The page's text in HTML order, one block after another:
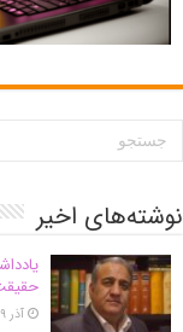
نوشته‌های اخیر
آذر ۲۹, ۱۴۰۴